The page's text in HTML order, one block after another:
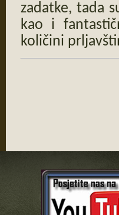
zadatke, tada
kao i
količini